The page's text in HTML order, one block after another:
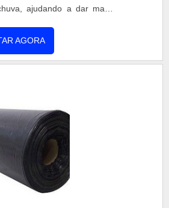
ajudando a dar maior
lona, independentemente
é muito difícil encontrar
AGORA